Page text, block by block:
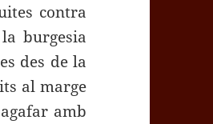
contra
burgesia
des de la
al marge
amb